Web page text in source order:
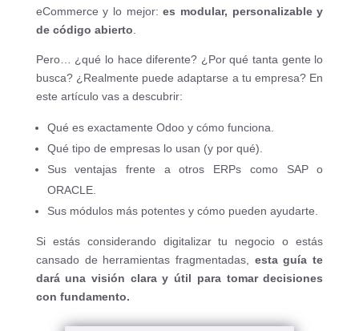
eCommerce y lo mejor:es modular, personalizable y
de código abierto
Pero… ¿qué lo hace diferente? ¿Por qué tanta gente lo
busca? ¿Realmente puede adaptarse a tu empresa? En
este artículo vas a descubrir:
Qué es exactamente Odoo y cómo funciona.
Qué tipo de empresas lo usan (y por qué).
Sus ventajas frente a otros ERPs como SAP o
ORACLE.
Sus módulos más potentes y cómo pueden ayudarte.
Si estás considerando digitalizar tu negocio o estás
cansado de herramientas fragmentadas, esta guía te
dará una visión clara y útil para tomar decisiones
con fundamento.